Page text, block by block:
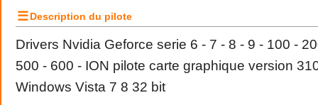
☰Description du pilote
Drivers Nvidia Geforce serie 6 - 7 - 8 - 9 - 100 -
500 - 600 - ION pilote carte graphique version
Windows Vista 7 8 32 bit